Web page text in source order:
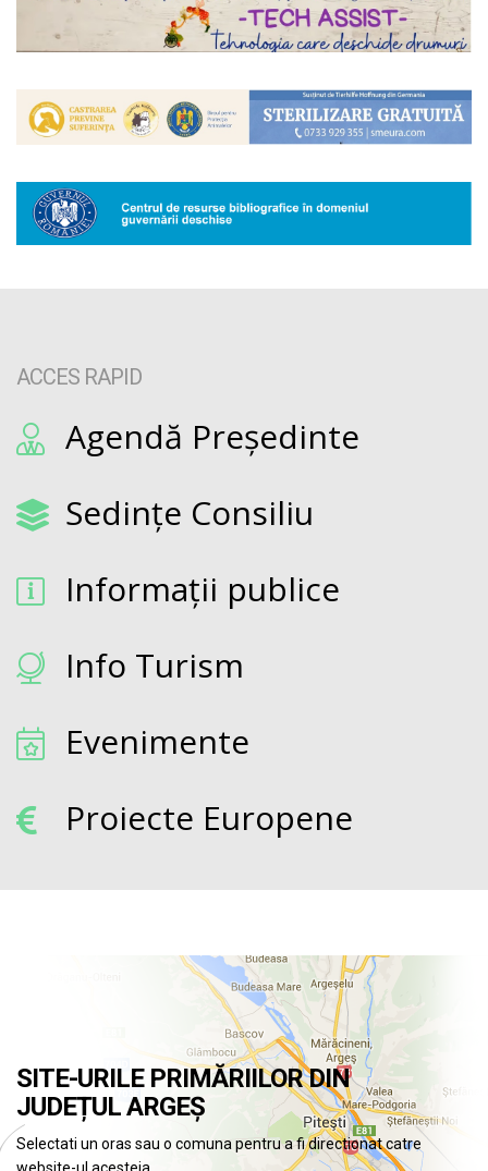
ACCES RAPID
Agendă Președinte
Sedințe Consiliu
Informații publice
Info Turism
Evenimente
Proiecte Europene
SITE-URILE PRIMĂRIILOR DIN
JUDEȚUL ARGEȘ
Selectati un oras sau o comuna pentru a fi directionat catre
website-ul acesteia